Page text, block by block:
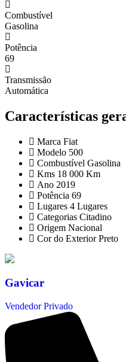
Combustível
Gasolina
Potência
69
Transmissão
Automática
Características
Marca Fiat
Modelo 500
Combustível Gasolina
Kms 18 000 Km
Ano 2019
Potência 69
Lugares 4 Lugares
Categorias Citadino
Origem Nacional
Cor do ExteriorPreto
Gavicar
Vendedor Privado